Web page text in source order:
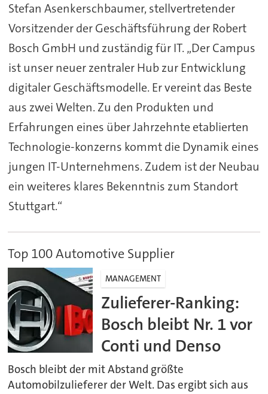
Stefan Asenkerschbaumer, stellvertretender
Vorsitzender der Geschäftsführung der Robert
Bosch GmbH und zuständig für IT. „Der Campus
ist unser neuer zentraler Hub zur Entwicklung
digitaler Geschäftsmodelle. Er vereint das Beste
aus zwei Welten. Zu den Produkten und
Erfahrungen eines über Jahrzehnte etablierten
Technologie-konzerns kommt die Dynamik eines
jungen IT-Unternehmens. Zudem ist der Neubau
ein weiteres klares Bekenntnis zum Standort
Stuttgart.“
Top 100 Automotive Supplier
MANAGEMENT
Zulieferer-Ranking:
Bosch bleibt Nr. 1 vor
Conti und Denso
Bosch bleibt der mit Abstand größte
Automobilzulieferer der Welt. Das ergibt sich aus